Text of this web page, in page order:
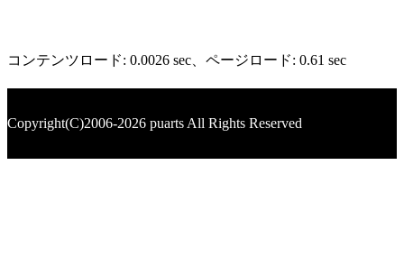
コンテンツロード: 0.0026 sec 、ページロード: 0.61 sec
Copyright(C)2006-2026 puarts All Rights Reserved